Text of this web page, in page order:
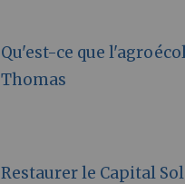
Qu'est-ce que
Thomas
Restaurer le Capital